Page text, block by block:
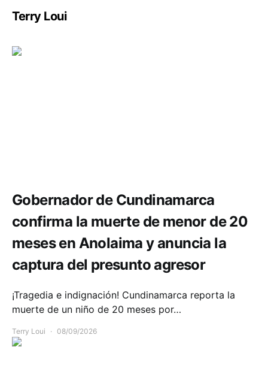
Terry Loui
Gobernador de Cundinamarca
confirma la muerte de menor de 20
meses en Anolaima y anuncia la
captura del presunto agresor
¡Tragedia e indignación! Cundinamarca reporta la
muerte de un niño de 20 meses por…
Terry Loui 08/09/2026